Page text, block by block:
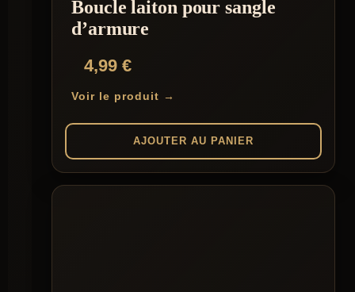
Boucle laiton pour sangle
d’armure
4,99 €
Voir le produit →
AJOUTER AU PANIER